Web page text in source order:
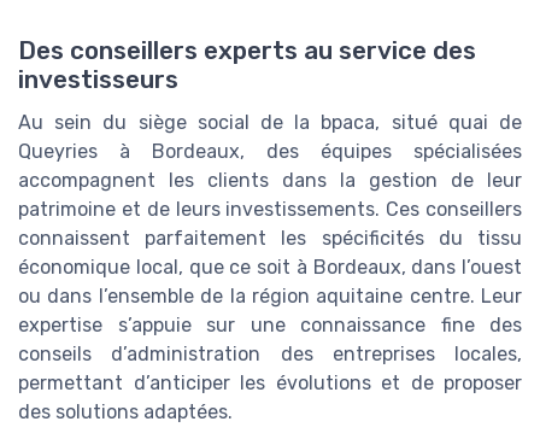
Des conseillers experts au service des
investisseurs
Au sein du siège social de la bpaca, situé quai de
Queyries à Bordeaux, des équipes spécialisées
accompagnent les clients dans la gestion de leur
patrimoine et de leurs investissements. Ces conseillers
connaissent parfaitement les spécificités du tissu
économique local, que ce soit à Bordeaux, dans l’ouest
ou dans l’ensemble de la région aquitaine centre. Leur
expertise s’appuie sur une connaissance fine des
conseils d’administration des entreprises locales,
permettant d’anticiper les évolutions et de proposer
des solutions adaptées.